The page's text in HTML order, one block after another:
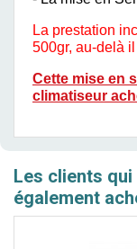
La prestation
500gr, au-delà
Cette mise en
climatiseur
Les clients
également